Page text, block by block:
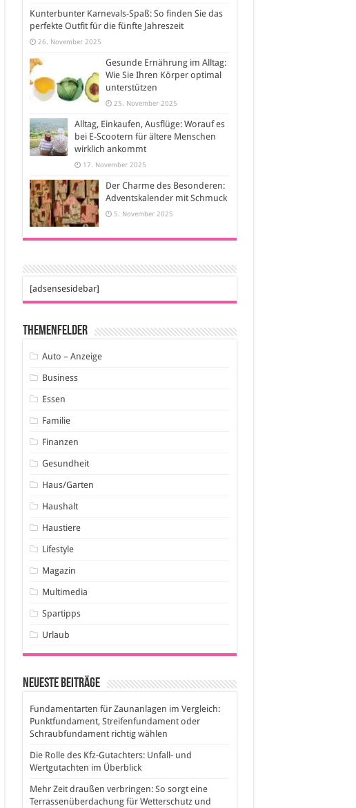
Kunterbunter Karnevals-Spaß: So finden Sie das
perfekte Outfit für die fünfte Jahreszeit
26. November 2025
Gesunde Ernährung im Alltag:
Wie Sie Ihren Körper optimal
unterstützen
25. November 2025
Alltag, Einkaufen, Ausflüge: Worauf es
bei E-Scootern für ältere Menschen
wirklich ankommt
17. November 2025
Der Charme des Besonderen:
Adventskalender mit Schmuck
5. November 2025
[adsensesidebar]
Themenfelder
Auto – Anzeige
Business
Essen
Familie
Finanzen
Gesundheit
Haus/Garten
Haushalt
Haustiere
Lifestyle
Magazin
Multimedia
Spartipps
Urlaub
Neueste Beiträge
Fundamentarten für Zaunanlagen im Vergleich:
Punktfundament, Streifenfundament oder
Schraubfundament richtig wählen
Die Rolle des Kfz-Gutachters: Unfall- und
Wertgutachten im Überblick
Mehr Zeit draußen verbringen: So sorgt eine
Terrassenüberdachung für Wetterschutz und